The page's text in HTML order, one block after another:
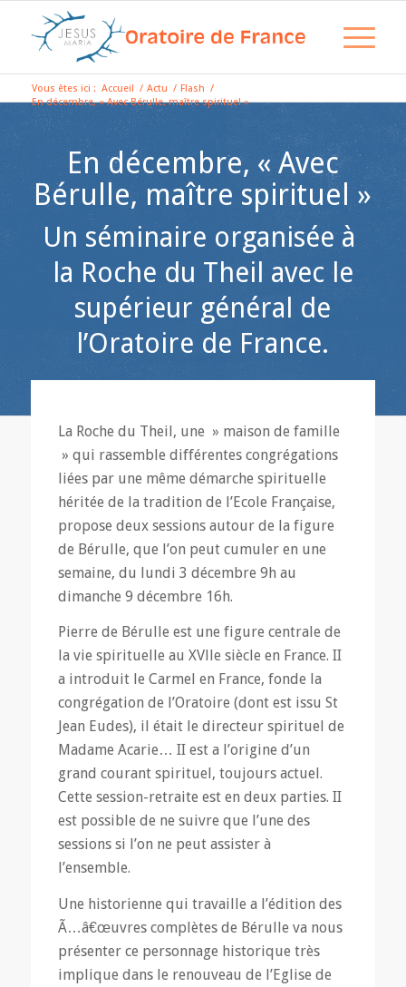
Vous êtes ici : Accueil / Actu / Flash /
En décembre, « Avec Bérulle, maître spirituel »
En décembre, « Avec
Bérulle, maître spirituel »
Un séminaire organisée à
la Roche du Theil avec le
supérieur général de
l’Oratoire de France.
La Roche du Theil, une » maison de famille
» qui rassemble différentes congrégations
liées par une même démarche spirituelle
héritée de la tradition de l’Ecole Française,
propose deux sessions autour de la figure
de Bérulle, que l’on peut cumuler en une
semaine, du lundi 3 décembre 9h au
dimanche 9 décembre 16h.
Pierre de Bérulle est une figure centrale de
la vie spirituelle au XVlle siècle en France. II
a introduit le Carmel en France, fonde la
congrégation de l’Oratoire (dont est issu St
Jean Eudes), il était le directeur spirituel de
Madame Acarie… II est a l’origine d’un
grand courant spirituel, toujours actuel.
Cette session-retraite est en deux parties. II
est possible de ne suivre que l’une des
sessions si l’on ne peut assister à
l’ensemble.
Une historienne qui travaille a l’édition des
Ã…â€œuvres complètes de Bérulle va nous
présenter ce personnage historique très
implique dans le renouveau de l’Eglise de